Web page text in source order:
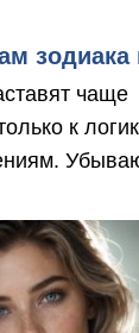
зодиака
чаще
к